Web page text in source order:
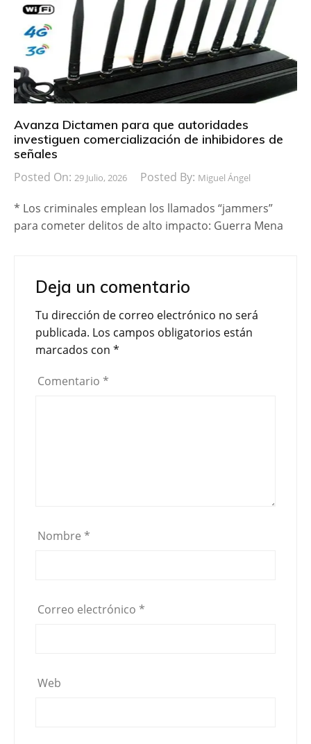
Avanza Dictamen para que autoridades
investiguen comercialización de inhibidores de
señales
Posted On: 29 Julio, 2026 Posted By: Miguel Ángel
* Los criminales emplean los llamados “jammers”
para cometer delitos de alto impacto: Guerra Mena
Deja un comentario
Tu dirección de correo electrónico no será
publicada. Los campos obligatorios están
marcados con *
Comentario *
Nombre *
Correo electrónico *
Web